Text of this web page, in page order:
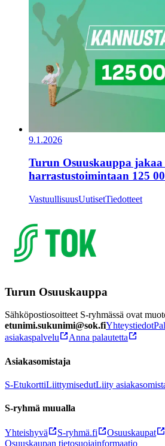
9.1.2026
Turun Osuuskauppa
harrastustoimintaan 125
VastuullisuusUutisetTiedotteet
Turun Osuuskauppa
Sähköpostiosoitteet S-ryhmässä ovat
etunimi.sukunimi@sok.fiYhteystiedot
asiakaspalvelu
Anna palautetta
Asiakasomistaja
S-EtukorttiLiittymisedutLiity
S-ryhmä muualla
Yhteishyvä S-ryhmä.fi Osuuskaupat
Osuuskaupan tietosuojainformaatio